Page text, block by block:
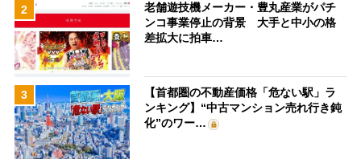
2
老舗遊技機メーカー・豊丸産業がパチ
ンコ事業停止の背景 大手と中小の格
差拡大に拍車…
3
【首都圏の不動産価格「危ない駅」ラ
ンキング】“中古マンション売れ行き鈍
化”のワー…